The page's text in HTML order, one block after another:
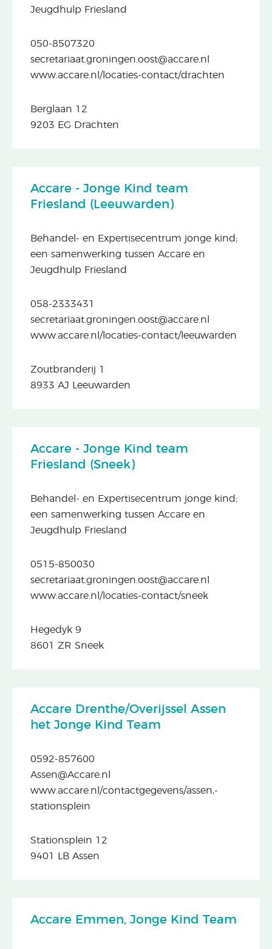
Jeugdhulp Friesland
050-8507320
secretariaat.groningen.oost@accare.nl
www.accare.nl/locaties-contact/drachten
Berglaan 12
9203 EG Drachten
Accare - Jonge Kind team
Friesland (Leeuwarden)
Behandel- en Expertisecentrum jonge kind;
een samenwerking tussen Accare en
Jeugdhulp Friesland
058-2333431
secretariaat.groningen.oost@accare.nl
www.accare.nl/locaties-contact/leeuwarden
Zoutbranderij 1
8933 AJ Leeuwarden
Accare - Jonge Kind team
Friesland (Sneek)
Behandel- en Expertisecentrum jonge kind;
een samenwerking tussen Accare en
Jeugdhulp Friesland
0515-850030
secretariaat.groningen.oost@accare.nl
www.accare.nl/locaties-contact/sneek
Hegedyk 9
8601 ZR Sneek
Accare Drenthe/Overijssel Assen
het Jonge Kind Team
0592-857600
Assen@Accare.nl
www.accare.nl/contactgegevens/assen,-
stationsplein
Stationsplein 12
9401 LB Assen
Accare Emmen, Jonge Kind Team